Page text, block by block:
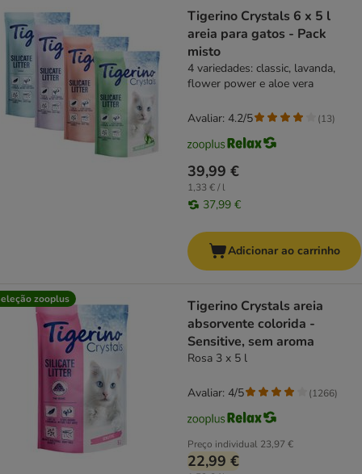
Tigerino Crystals 6 x 5 l
areia para gatos - Pack
misto
4 variedades: classic, lavanda,
flower power e aloe vera
39,99 €
1,33 € / l
37,99 €
Avaliar: 4.2/5 (13)
Adicionar ao carrinho
zooplus
Tigerino Crystals areia
absorvente colorida -
Sensitive, sem aroma
Rosa 3 x 5 l
Preço individual 23,97 €
22,99 €
Avaliar: 4/5 (1266)